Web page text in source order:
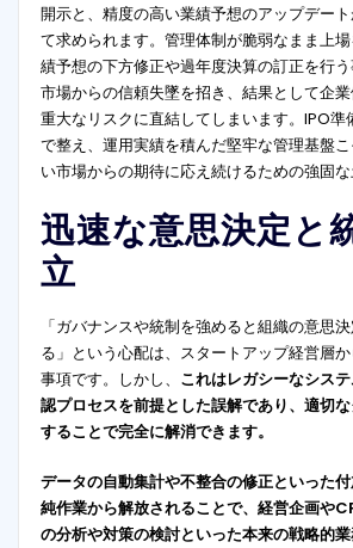
開示と、精度の高い業績予想のアップデー
て求められます。管理体制が脆弱なまま上
績予想の下方修正や過年度決算の訂正を行
市場からの信頼失墜を招き、結果として企
重大なリスクに直結してしまいます。IPO
で整え、運用実績を積んだ堅牢な管理基盤
い市場からの期待に応え続けるための強固
迅速な意思決定と
立
「ガバナンスや統制を強めると組織の意思
る」という心配は、スタートアップ経営層
事項です。しかし、 これはレガシーなシス
認プロセスを前提とした誤解であり、適切
することで完全に解消できます。
データの自動集計や不整合の修正といった
純作業から解放されることで、経営企画や
の分析や対策の検討といった本来の戦略的